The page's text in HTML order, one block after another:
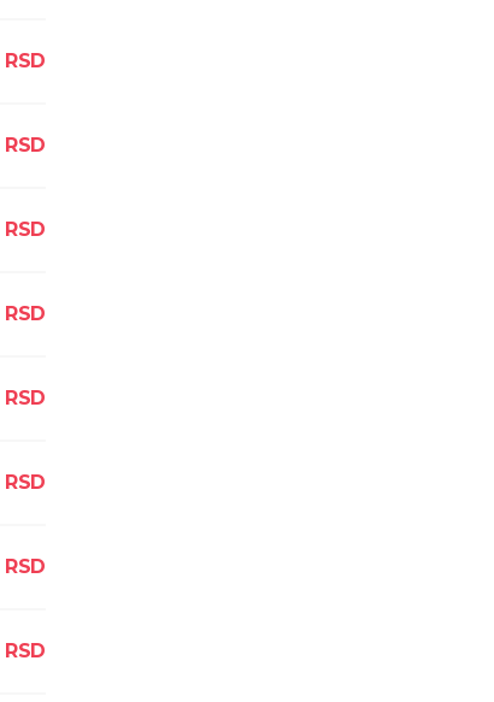
RSD
RSD
RSD
RSD
RSD
RSD
RSD
RSD